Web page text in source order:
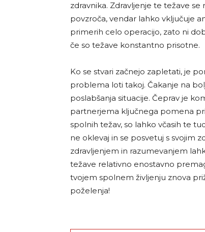
zdravnika. Zdravljenje te težave se
povzroča, vendar lahko vključuje
primerih celo operacijo, zato ni
če so težave konstantno prisotne.
Ko se stvari začnejo zapletati, je
problema loti takoj. Čakanje na
poslabšanja situacije. Čeprav je
partnerjema ključnega pomena
spolnih težav, so lahko včasih te
ne oklevaj in se posvetuj s svojim
zdravljenjem in razumevanjem
težave relativno enostavno
tvojem spolnem življenju znova
poželenja!